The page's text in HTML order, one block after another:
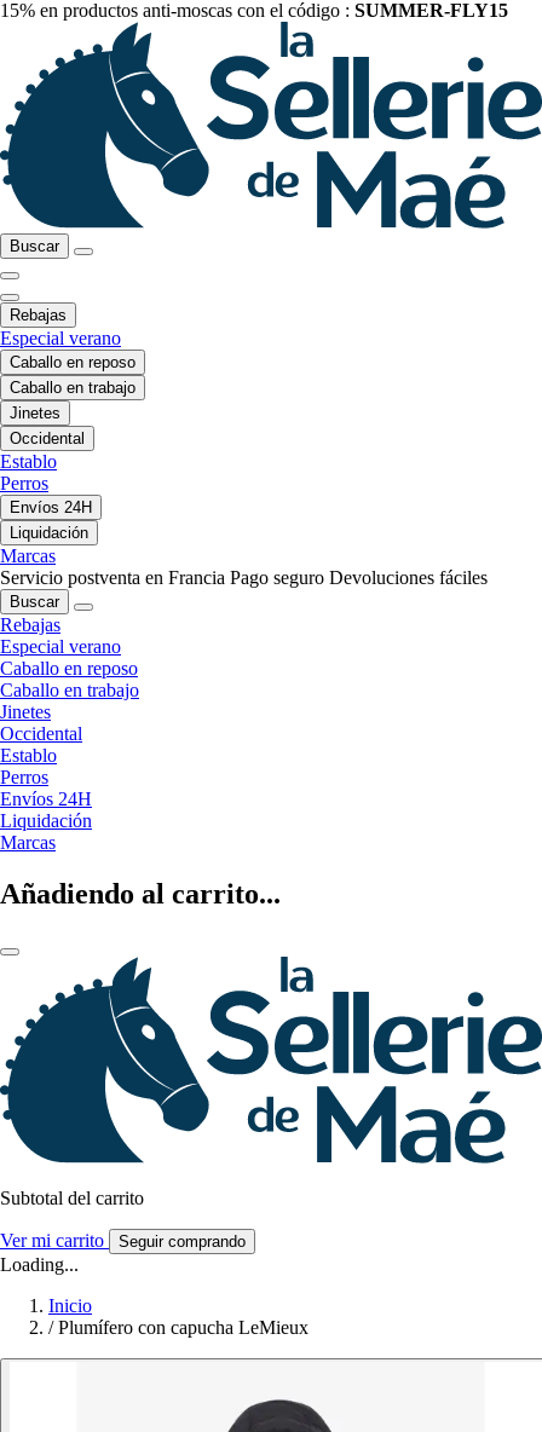
15% en productos anti-moscas con el código : SUMMER-FLY15
Buscar
Rebajas
Especial verano
Caballo en reposo
Caballo en trabajo
Jinetes
Occidental
Establo
Perros
Envíos 24H
Liquidación
Marcas
Servicio postventa en Francia Pago seguro Devoluciones fáciles
Buscar
Rebajas
Especial verano
Caballo en reposo
Caballo en trabajo
Jinetes
Occidental
Establo
Perros
Envíos 24H
Liquidación
Marcas
Añadiendo al carrito...
Subtotal del carrito
Ver mi carrito Seguir comprando
Loading...
Inicio
/ Plumífero con capucha LeMieux